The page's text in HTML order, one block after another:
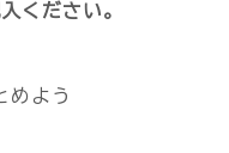
ください。
めよう